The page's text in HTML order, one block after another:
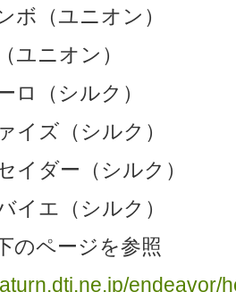
ボ（ユニオン）
ユニオン）
ロ（シルク）
イズ（シルク）
イダー（シルク）
イエ（シルク）
のページを参照
endeavor/